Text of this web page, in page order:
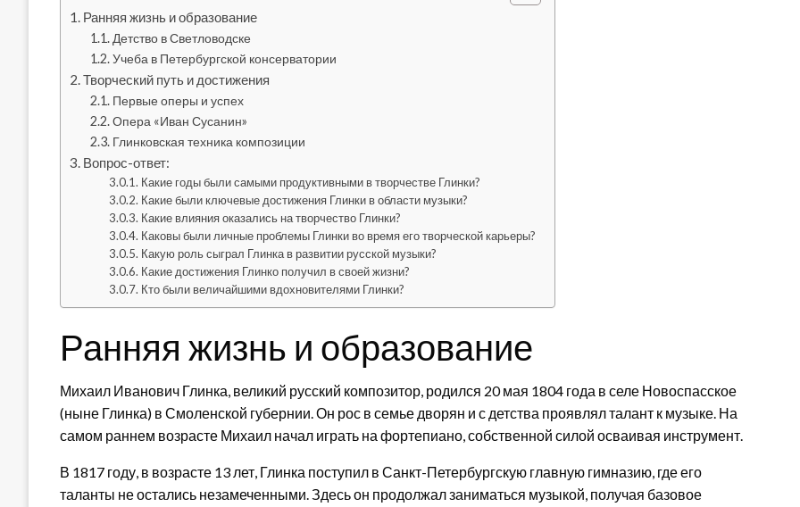
Ранняя жизнь и образование
Детство в Светловодске
Учеба в Петербургской консерватории
Творческий путь и достижения
Первые оперы и успех
Опера «Иван Сусанин»
Глинковская техника композиции
Вопрос-ответ:
Какие годы были самыми продуктивными в творчестве Глинки?
Какие были ключевые достижения Глинки в области музыки?
Какие влияния оказались на творчество Глинки?
Каковы были личные проблемы Глинки во время его творческой карьеры?
Какую роль сыграл Глинка в развитии русской музыки?
Какие достижения Глинко получил в своей жизни?
Кто были величайшими вдохновителями Глинки?
Ранняя жизнь и образование
Михаил Иванович Глинка, великий русский композитор, родился 20 мая 1804 года в селе Новоспасское
(ныне Глинка) в Смоленской губернии. Он рос в семье дворян и с детства проявлял талант к музыке. На
самом раннем возрасте Михаил начал играть на фортепиано, собственной силой осваивая инструмент.
В 1817 году, в возрасте 13 лет, Глинка поступил в Санкт-Петербургскую главную гимназию, где его
таланты не остались незамеченными. Здесь он продолжал заниматься музыкой, получая базовое